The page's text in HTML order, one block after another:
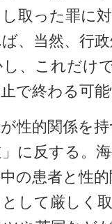
取った罪に
、当然、行
、これだけ
で終わる可能
性的関係を
に反する。
の患者と性
して厳しく